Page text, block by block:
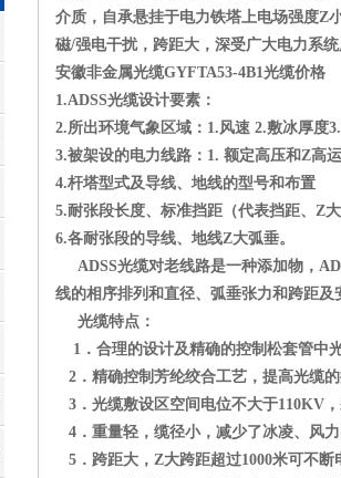
介质，自承悬挂于电力铁塔上电场强度Z
磁/强电干扰，跨距大，深受广大电力系
安徽非金属光缆GYFTA53-4B1光缆价格
1.ADSS光缆设计要素：
2.所出环境气象区域：1.风速 2.敷冰厚度
3.被架设的电力线路：1. 额定高压和Z高
4.杆塔型式及导线、地线的型号和布置
5.耐张段长度、标准挡距（代表挡距、Z
6.各耐张段的导线、地线Z大弧垂。
ADSS光缆对老线路是一种添加物，
线的相序排列和直径、弧垂张力和跨距及
光缆特点：
1．合理的设计及精确的控制松套管中
2．精确控制芳纶绞合工艺，提高光缆的
3．光缆敷设区空间电位不大于110KV
4．重量轻，缆径小，减少了冰凌、风
5．跨距大，Z大跨距超过1000米可不断